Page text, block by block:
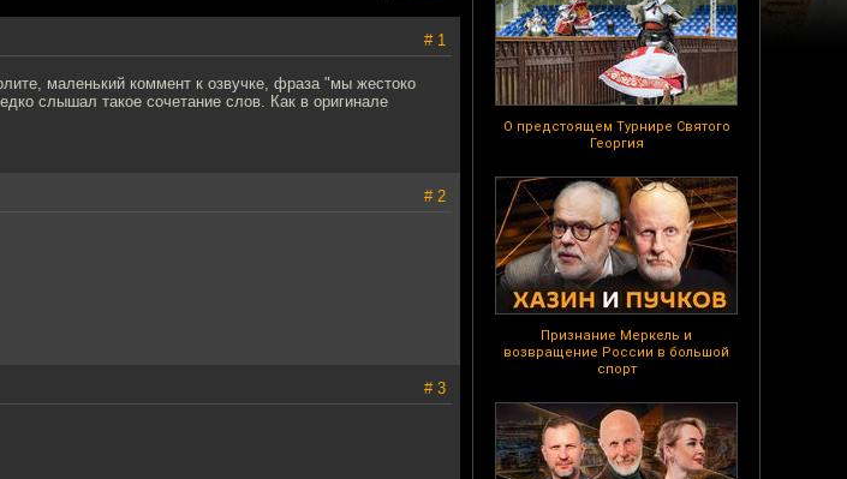
О предстоящем Турнире Святого
Георгия
Признание Меркель и
возвращение России в большой
спорт
# 1
маленький коммент к озвучке, фраза "мы жестоко
слышал такое сочетание слов. Как в оригинале
# 2
# 3